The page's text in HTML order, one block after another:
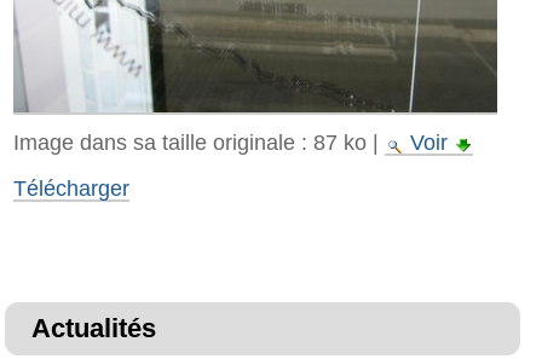
Image dans sa taille originale : 87 ko|
Voir
Télécharger
Actualités